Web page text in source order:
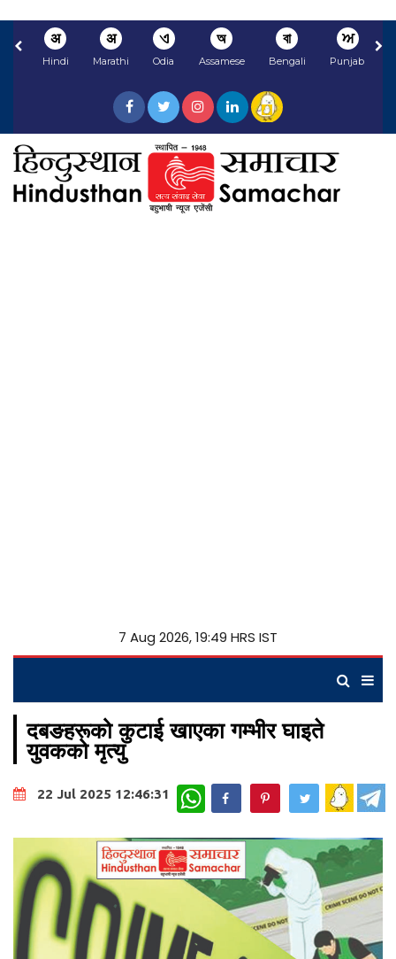
अ
Hindi
अ
Marathi
ଏ
Odia
অ
Assamese
বা
Bengali
ਅ
Punjabi
7 Aug 2026, 19:49 HRS IST
दबङहरूको कुटाई खाएका गम्भीर घाइते
युवकको मृत्यु
22 Jul 2025 12:46:31 WhatsApp